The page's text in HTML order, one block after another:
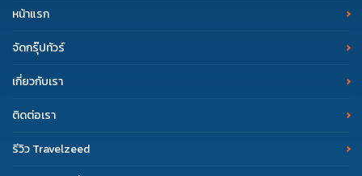
หน้าแรก
จัดกรุ๊ปทัวร์
เกี่ยวกับเรา
ติดต่อเรา
รีวิว Travelzeed